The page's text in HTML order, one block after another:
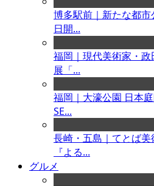
博多駅前｜新たな都
日開...
福岡｜現代美術家・
展「...
福岡｜大濠公園 日本
SE...
長崎・五島｜てとば
『よる...
グルメ